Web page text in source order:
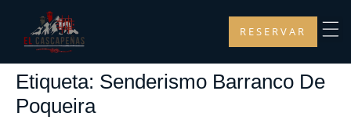
RESERVAR
Etiqueta: Senderismo Barranco De
Poqueira